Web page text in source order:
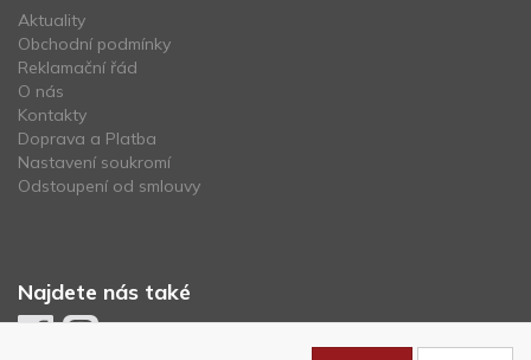
Aktuality
Obchodní podmínky
Reklamační řád
O nás
Kontakty
Doprava a Platba
Nastavení soukromí
Odstoupení od smlouvy
Najdete nás také